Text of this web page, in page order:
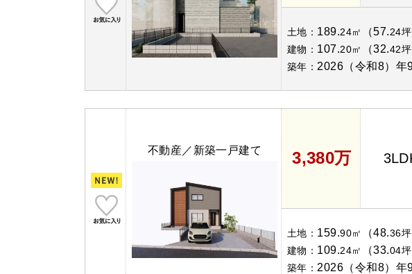
土地： 189.24㎡ （57.24坪
建物： 107.20㎡ （32.42坪
築年： 2026（令和8）年
不動産／新築一戸建て 3,380万
土地： 159.90㎡ （48.36坪
建物： 109.24㎡ （33.04坪
築年： 2026（令和8）年